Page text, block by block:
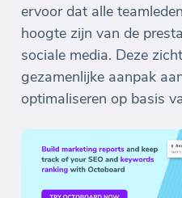
ervoor dat alle
hoogte zijn van de
sociale media. Deze
gezamenlijke aanpak
optimaliseren op basis